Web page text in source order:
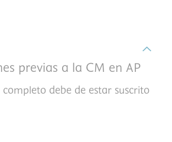
previas a la CM en AP
debe de estar suscrito